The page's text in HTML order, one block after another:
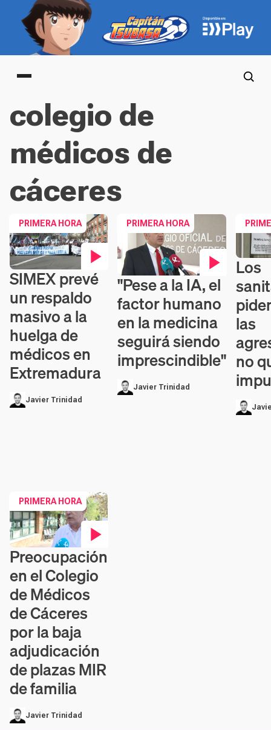
Main menu
colegio de
médicos de
cáceres
PRIMERA HORA
Contenido en vídeo
SIMEX prevé
un respaldo
masivo a la
huelga de
médicos en
Extremadura
Javier Trinidad
PRIMERA HORA
Contenido en vídeo
"Pese a la IA, el
factor humano
en la medicina
seguirá siendo
imprescindible"
Javier Trinidad
Los
las
no
PRIMERA HORA
Contenido en vídeo
Preocupación
en el Colegio
de Médicos
de Cáceres
por la baja
adjudicación
de plazas MIR
de familia
Javier Trinidad